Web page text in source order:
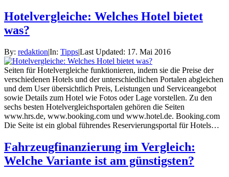
Hotelvergleiche: Welches Hotel bietet
was?
By: redaktion|In: Tipps|Last Updated: 17. Mai 2016
Seiten für Hotelvergleiche funktionieren, indem sie die Preise der
verschiedenen Hotels und der unterschiedlichen Portalen abgleichen
und dem User übersichtlich Preis, Leistungen und Serviceangebot
sowie Details zum Hotel wie Fotos oder Lage vorstellen. Zu den
sechs besten Hotelvergleichsportalen gehören die Seiten
www.hrs.de, www.booking.com und www.hotel.de. Booking.com
Die Seite ist ein global führendes Reservierungsportal für Hotels…
Fahrzeugfinanzierung im Vergleich:
Welche Variante ist am günstigsten?